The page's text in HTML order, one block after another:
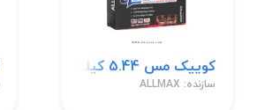
کوییک مس 5.44 کیلوگرم طعم شکلات پودر
سازنده: ALLMAX